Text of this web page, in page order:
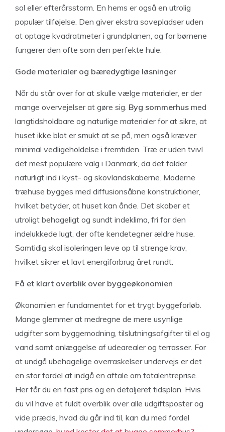
sol eller efterårsstorm. En hems er også en utrolig
populær tilføjelse. Den giver ekstra sovepladser uden
at optage kvadratmeter i grundplanen, og for børnene
fungerer den ofte som den perfekte hule.
Gode materialer og bæredygtige løsninger
Når du står over for at skulle vælge materialer, er der
mange overvejelser at gøre sig. Byg sommerhus med
langtidsholdbare og naturlige materialer for at sikre, at
huset ikke blot er smukt at se på, men også kræver
minimal vedligeholdelse i fremtiden. Træ er uden tvivl
det mest populære valg i Danmark, da det falder
naturligt ind i kyst- og skovlandskaberne. Moderne
træhuse bygges med diffusionsåbne konstruktioner,
hvilket betyder, at huset kan ånde. Det skaber et
utroligt behageligt og sundt indeklima, fri for den
indelukkede lugt, der ofte kendetegner ældre huse.
Samtidig skal isoleringen leve op til strenge krav,
hvilket sikrer et lavt energiforbrug året rundt.
Få et klart overblik over byggeøkonomien
Økonomien er fundamentet for et trygt byggeforløb.
Mange glemmer at medregne de mere usynlige
udgifter som byggemodning, tilslutningsafgifter til el og
vand samt anlæggelse af udearealer og terrasser. For
at undgå ubehagelige overraskelser undervejs er det
en stor fordel at indgå en aftale om totalentreprise.
Her får du en fast pris og en detaljeret tidsplan. Hvis
du vil have et fuldt overblik over alle udgiftsposter og
vide præcis, hvad du går ind til, kan du med fordel